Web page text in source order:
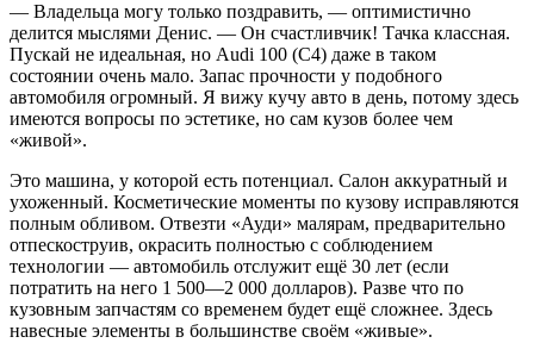
— Владельца могу только поздравить, — оптимистично
делится мыслями Денис. — Он счастливчик! Тачка классная.
Пускай не идеальная, но Audi 100 (C4) даже в таком
состоянии очень мало. Запас прочности у подобного
автомобиля огромный. Я вижу кучу авто в день, потому здесь
имеются вопросы по эстетике, но сам кузов более чем
«живой».
Это машина, у которой есть потенциал. Салон аккуратный и
ухоженный. Косметические моменты по кузову исправляются
полным обливом. Отвезти «Ауди» малярам, предварительно
отпескоструив, окрасить полностью с соблюдением
технологии — автомобиль отслужит ещё 30 лет (если
потратить на него 1 500—2 000 долларов). Разве что по
кузовным запчастям со временем будет ещё сложнее. Здесь
навесные элементы в большинстве своём «живые».